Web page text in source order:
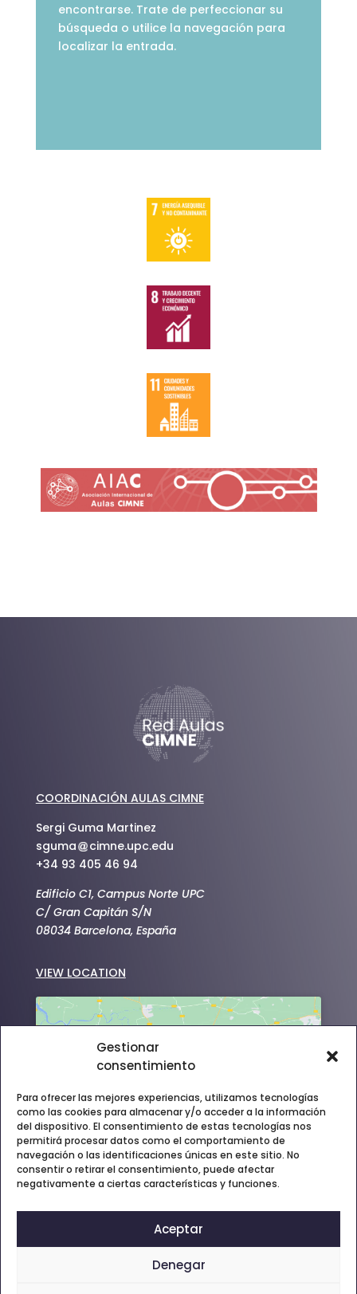
Gestionar
consentimiento
Para ofrecer las mejores experiencias, utilizamos tecnologías
como las cookies para almacenar y/o acceder a la información
del dispositivo. El consentimiento de estas tecnologías nos
permitirá procesar datos como el comportamiento de
navegación o las identificaciones únicas en este sitio. No
consentir o retirar el consentimiento, puede afectar
negativamente a ciertas características y funciones.
Aceptar
Denegar
encontrarse. Trate de perfeccionar su
búsqueda o utilice la navegación para
localizar la entrada.
COORDINACIÓN AULAS CIMNE
Sergi Guma Martinez
sguma
cimne.upc.edu
+34 93 405 46 94
Edificio C1, Campus Norte UPC
C/ Gran Capitán S/N
08034 Barcelona, España
VIEW LOCATION
marketing y permitir este contenido